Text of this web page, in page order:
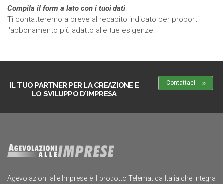
Compila il form a lato con i tuoi dati.
Ti contatteremo a breve al recapito indicato per proporti
l'abbonamento più adatto alle tue esigenze.
IL TUO PARTNER PER LA CREAZIONE E
LO SVILUPPO D'IMPRESA
Contattaci
Agevolazioni alle Imprese è il prodotto Telematica Italia che integra